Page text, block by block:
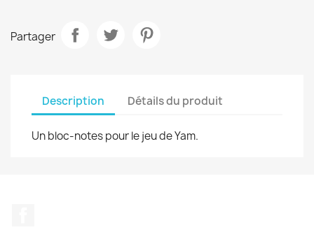
Partager
Description Détails du produit
Un bloc-notes pour le jeu de Yam.